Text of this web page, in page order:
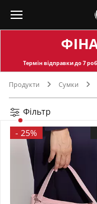
Термін відправкидо 7
Продукти Сумки
Фільтр
- 25%